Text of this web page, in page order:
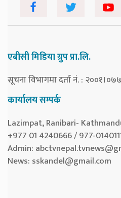
एबीसी मिडिया ग्रुप प्रा.लि.
सूचना विभागमा दर्ता नं. :
कार्यालय सम्पर्क
Lazimpat, Ranibari-
+977 01 4240666 / 977-
Admin:
News: sskandel@gmail.com